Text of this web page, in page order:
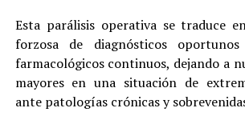
Esta parálisis operativa se traduce
forzosa de diagnósticos
farmacológicos continuos, dejando a
mayores en una situación de
ante patologías crónicas y